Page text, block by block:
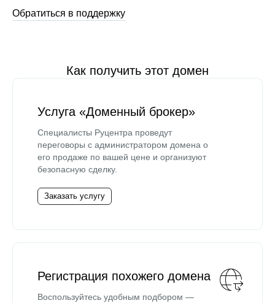
Обратиться в поддержку
Как получить этот домен
Услуга «Доменный брокер»
Специалисты Руцентра проведут
переговоры с администратором домена о
его продаже по вашей цене и организуют
безопасную сделку.
Заказать услугу
Регистрация похожего домена
Воспользуйтесь удобным подбором —